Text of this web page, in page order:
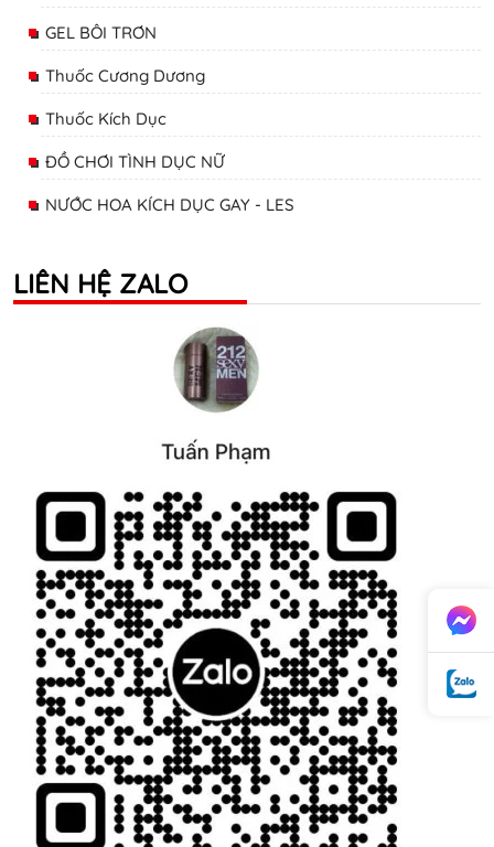
GEL BÔI TRƠN
Thuốc Cương Dương
Thuốc Kích Dục
ĐỒ CHƠI TÌNH DỤC NỮ
NƯỚC HOA KÍCH DỤC GAY - LES
LIÊN HỆ ZALO